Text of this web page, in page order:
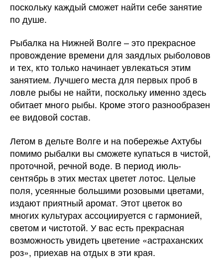
поскольку каждый сможет найти себе занятие
по душе.
Рыбалка на Нижней Волге – это прекрасное
провождение времени для заядлых рыболовов
и тех, кто только начинает увлекаться этим
занятием. Лучшего места для первых проб в
ловле рыбы не найти, поскольку именно здесь
обитает много рыбы. Кроме этого разнообразен
ее видовой состав.
Летом в дельте Волге и на побережье Ахтубы
помимо рыбалки вы сможете купаться в чистой,
проточной, речной воде. В период июль-
сентябрь в этих местах цветет лотос. Целые
поля, усеянные большими розовыми цветами,
издают приятный аромат. Этот цветок во
многих культурах ассоциируется с гармонией,
светом и чистотой. У вас есть прекрасная
возможность увидеть цветение «астраханских
роз», приехав на отдых в эти края.